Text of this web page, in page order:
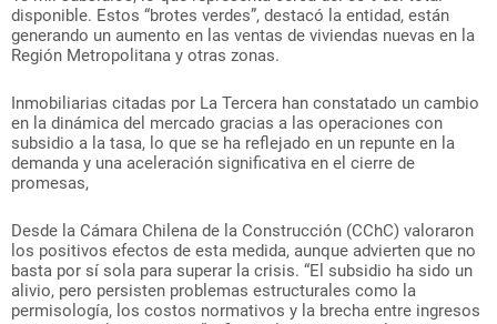
disponible. Estos “brotes verdes”, destacó la entidad, están
generando un aumento en las ventas de viviendas nuevas en la
Región Metropolitana y otras zonas.
Inmobiliarias citadas por La Tercera han constatado un cambio
en la dinámica del mercado gracias a las operaciones con
subsidio a la tasa, lo que se ha reflejado en un repunte en la
demanda y una aceleración significativa en el cierre de
promesas,
Desde la Cámara Chilena de la Construcción (CChC) valoraron
los positivos efectos de esta medida, aunque advierten que no
basta por sí sola para superar la crisis. “El subsidio ha sido un
alivio, pero persisten problemas estructurales como la
permisología, los costos normativos y la brecha entre ingresos